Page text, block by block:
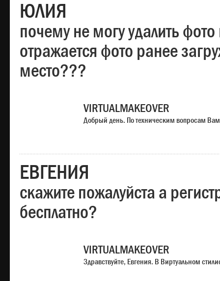
ЮЛИЯ
почему не могу удалить
отражается фото ранее
место???
VIRTUALMAKEOVER
Добрый день. По техническим вопросам
ЕВГЕНИЯ
скажите пожалуйста а
бесплатно?
VIRTUALMAKEOVER
Здравствуйте, Евгения. В Виртуальном